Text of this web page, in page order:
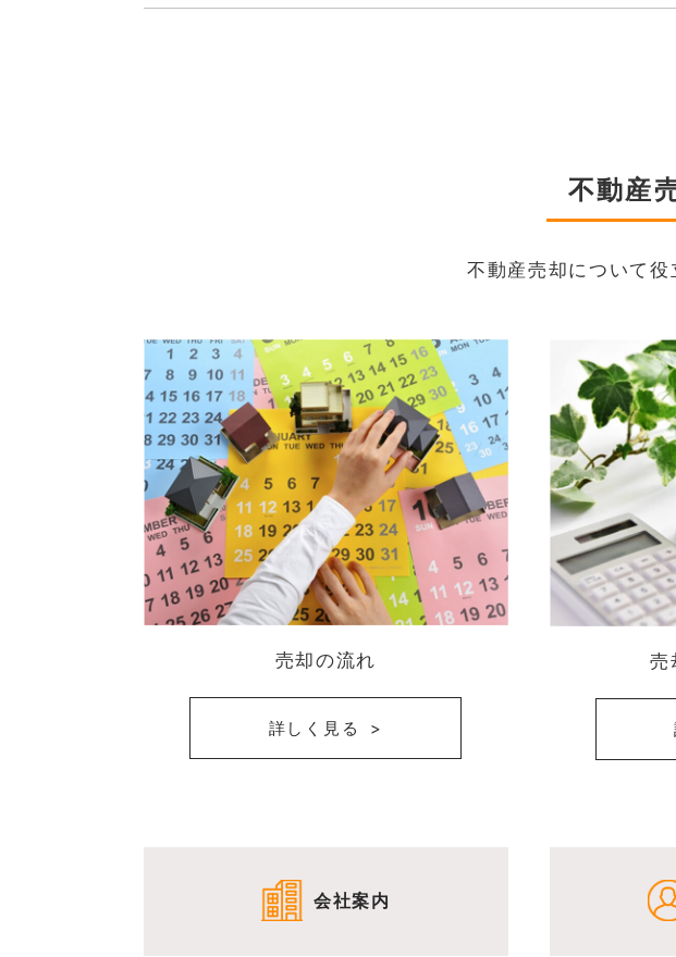
不動産
不動産売却について役
売却の流れ
詳しく見る
売
会社案内